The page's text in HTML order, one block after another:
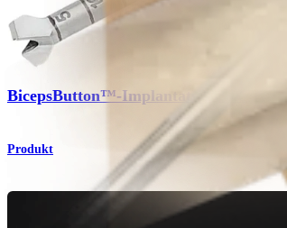
Ellenbogen
BicepsButton™-Implantatsysteme
Produkt